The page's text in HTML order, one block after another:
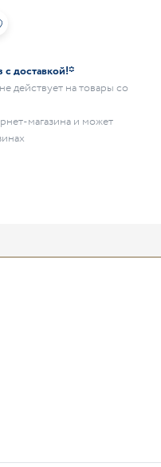
с доставкой!*
действует на товары со
магазина и может